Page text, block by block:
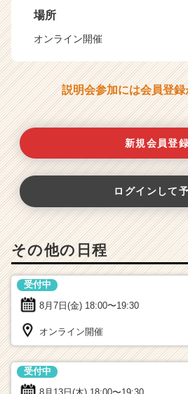
場所
オンライン開催
説明会参加には会員登録
新規会員登録
ログインして
その他の日程
8月7日(金) 18:00〜19:30
受付中
オンライン開催
受付中